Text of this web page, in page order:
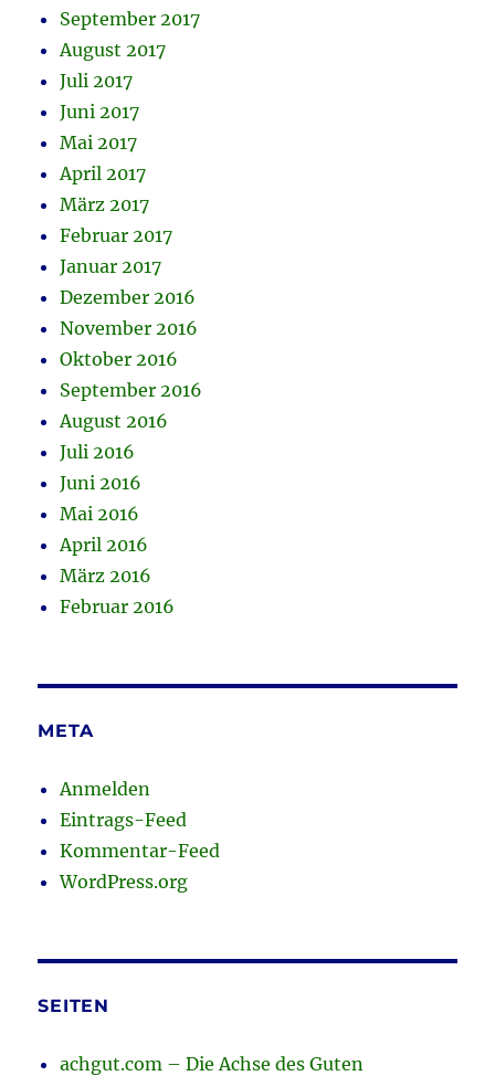
September 2017
August 2017
Juli 2017
Juni 2017
Mai 2017
April 2017
März 2017
Februar 2017
Januar 2017
Dezember 2016
November 2016
Oktober 2016
September 2016
August 2016
Juli 2016
Juni 2016
Mai 2016
April 2016
März 2016
Februar 2016
META
Anmelden
Eintrags-Feed
Kommentar-Feed
WordPress.org
SEITEN
achgut.com – Die Achse des Guten